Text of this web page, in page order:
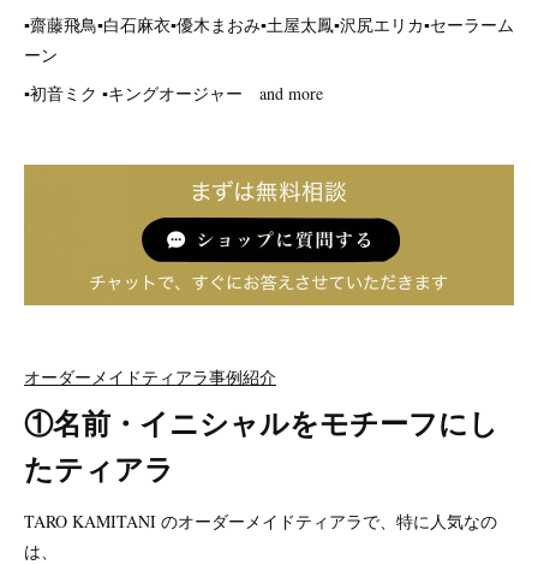
▪️齋藤飛鳥▪️白石麻衣▪️優木まおみ▪️土屋太鳳▪️沢尻エリカ▪️セーラーム
ーン
▪️初音ミク ▪️キングオージャー and more
オーダーメイドティアラ事例紹介
①名前・イニシャルをモチーフにし
たティアラ
TARO KAMITANI のオーダーメイドティアラで、特に人気なの
は、